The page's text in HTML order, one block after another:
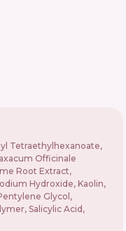
Tetraethylhexanoate,
Officinale
Root Extract,
Hydroxide, Kaolin,
Glycol,
Salicylic Acid,